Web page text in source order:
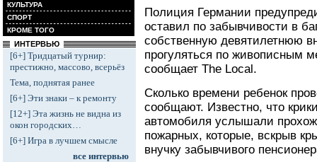
КУЛЬТУРА
СПОРТ
КРОМЕ ТОГО
ИНТЕРВЬЮ
[6+] Тридцатый турнир:
престижно, массово, всерьёз
Тема, поднятая ранее
[6+] Эти знаки – к ремонту
[12+] Эта жизнь не видна из
окон городских…
[6+] Игра в лучшем смысле
все интервью
Полиция Германии
оставил по забывчивости в
собственную девятилетнюю
прогуляться по живописным
сообщает The Local.
Сколько времени ребенок
сообщают. Известно, что
автомобиля услышали
пожарных, которые, вскрыв
внучку забывчивого